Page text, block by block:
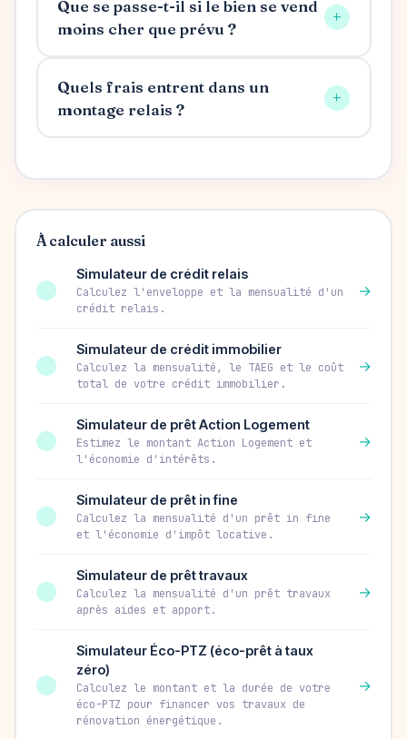
Que se passe-t-il si le bien se vend
moins cher que prévu ?
+
Quels frais entrent dans un
montage relais ?
+
À calculer aussi
Simulateur de crédit relais
Calculez l'enveloppe et la mensualité d'un
crédit relais.
→
Simulateur de crédit immobilier
Calculez la mensualité, le TAEG et le coût
total de votre crédit immobilier.
→
Simulateur de prêt Action Logement
Estimez le montant Action Logement et
l'économie d'intérêts.
→
Simulateur de prêt in fine
Calculez la mensualité d'un prêt in fine
et l'économie d'impôt locative.
→
Simulateur de prêt travaux
Calculez la mensualité d'un prêt travaux
après aides et apport.
→
Simulateur Éco-PTZ (éco-prêt à taux
zéro)
Calculez le montant et la durée de votre
éco-PTZ pour financer vos travaux de
rénovation énergétique.
→